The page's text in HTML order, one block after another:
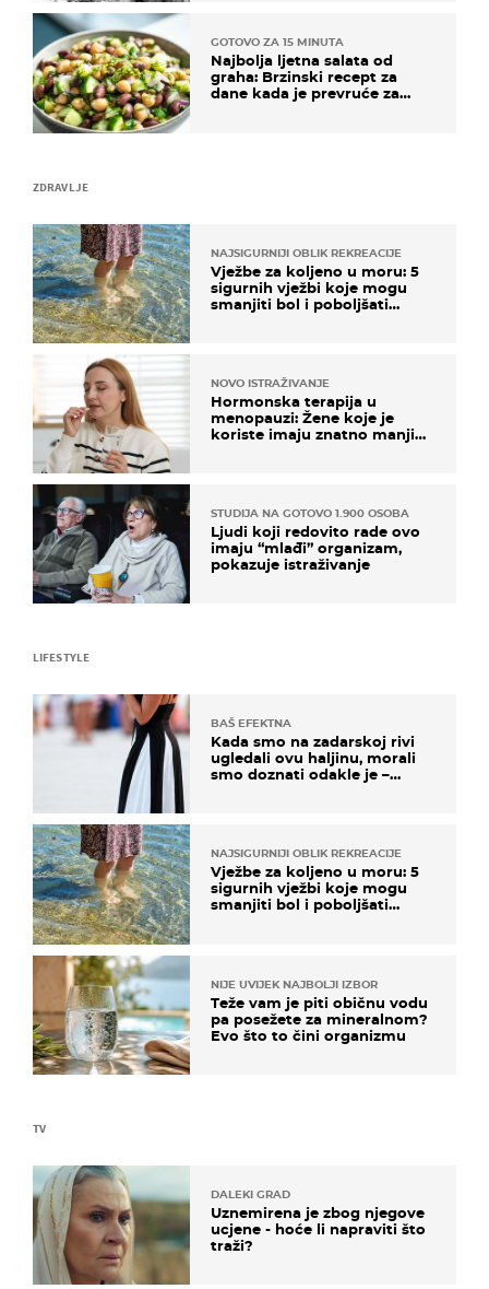
ZDRAVLJE
NAJSIGURNIJI OBLIK REKREACIJE
Vježbe za koljeno u moru: 5
sigurnih vježbi koje mogu
smanjiti bol i poboljšati
NOVO ISTRAŽIVANJE
Hormonska terapija u
menopauzi: Žene koje je
koriste imaju znatno manji
STUDIJA NA GOTOVO 1.900 OSOBA
Ljudi koji redovito rade ovo
imaju “mlađi” organizam,
pokazuje istraživanje
TV
DALEKI GRAD
Uznemirena je zbog njegove
ucjene - hoće li napraviti što
traži?
GOTOVO ZA 15 MINUTA
Najbolja ljetna salata od
graha: Brzinski recept za
dane kada je prevruće za
LIFESTYLE
BAŠ EFEKTNA
Kada smo na zadarskoj rivi
ugledali ovu haljinu, morali
smo doznati odakle je –
NAJSIGURNIJI OBLIK REKREACIJE
Vježbe za koljeno u moru: 5
sigurnih vježbi koje mogu
smanjiti bol i poboljšati
NIJE UVIJEK NAJBOLJI IZBOR
Teže vam je piti običnu vodu
pa posežete za mineralnom?
Evo što to čini organizmu